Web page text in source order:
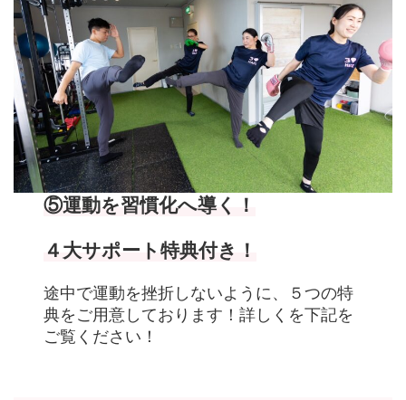
⑤運動を習慣化へ導く！
４大サポート特典付き！
途中で運動を挫折しないように、５つの特
典をご用意しております！詳しくを下記を
ご覧ください！